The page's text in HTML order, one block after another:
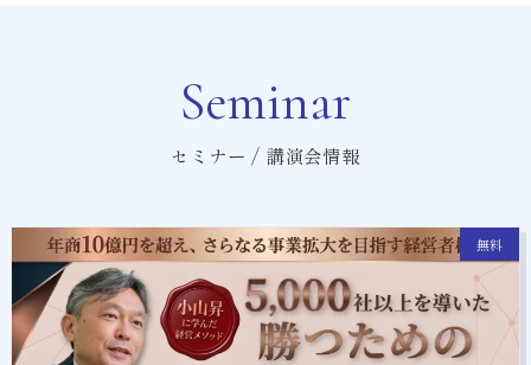
Seminar
セミナー / 講演会情報
無料